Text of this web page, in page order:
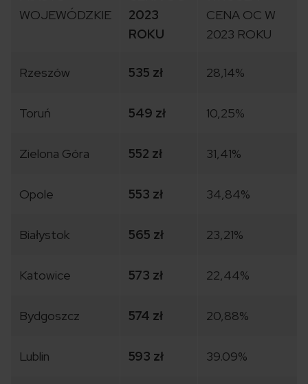
WOJEWÓDZKIE
2023
ROKU
CENA OC W
2023 ROKU
Rzeszów 535 zł 28,14%
Toruń 549 zł 10,25%
Zielona Góra 552 zł 31,41%
Opole 553 zł 34,84%
Białystok 565 zł 23,21%
Katowice 573 zł 22,44%
Bydgoszcz 574 zł 20,88%
Lublin 593 zł 39.09%